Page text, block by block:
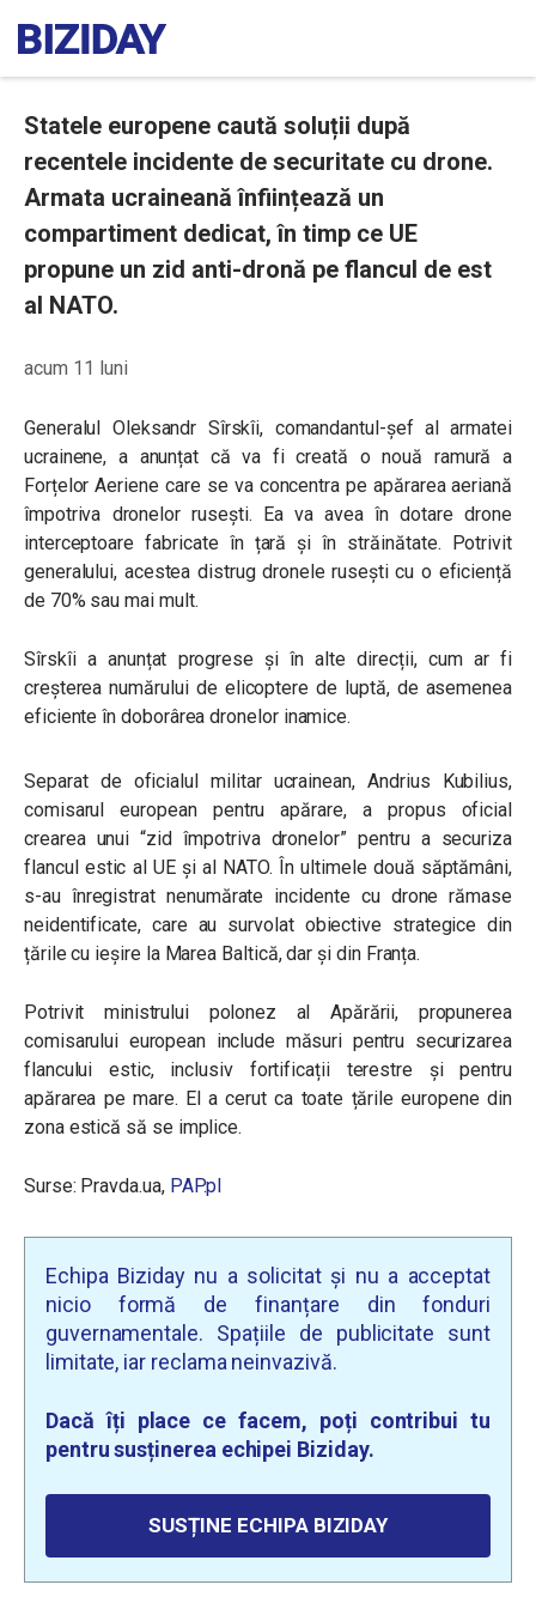
Statele europene caută soluții după
recentele incidente de securitate cu drone.
Armata ucraineană înființează un
compartiment dedicat, în timp ce UE
propune un zid anti-dronă pe flancul de est
al NATO.
acum 11 luni
Generalul Oleksandr Sîrskîi, comandantul-șef al armatei
ucrainene, a anunțat că va fi creată o nouă ramură a
Forțelor Aeriene care se va concentra pe apărarea aeriană
împotriva dronelor rusești. Ea va avea în dotare drone
interceptoare fabricate în țară și în străinătate. Potrivit
generalului, acestea distrug dronele rusești cu o eficiență
de 70% sau mai mult.
Sîrskîi a anunțat progrese și în alte direcții, cum ar fi
creșterea numărului de elicoptere de luptă, de asemenea
eficiente în doborârea dronelor inamice.
Separat de oficialul militar ucrainean, Andrius Kubilius,
comisarul european pentru apărare, a propus oficial
crearea unui “zid împotriva dronelor” pentru a securiza
flancul estic al UE și al NATO. În ultimele două săptămâni,
s-au înregistrat nenumărate incidente cu drone rămase
neidentificate, care au survolat obiective strategice din
țările cu ieșire la Marea Baltică, dar și din Franța.
Potrivit ministrului polonez al Apărării, propunerea
comisarului european include măsuri pentru securizarea
flancului estic, inclusiv fortificații terestre și pentru
apărarea pe mare. El a cerut ca toate țările europene din
zona estică să se implice.
Surse: Pravda.ua, PAP.pl
Echipa Biziday nu a solicitat și nu a acceptat
nicio formă de finanțare din fonduri
guvernamentale. Spațiile de publicitate sunt
limitate, iar reclama neinvazivă.
Dacă îți place ce facem, poți contribui tu
pentru susținerea echipei Biziday.
SUSȚINE ECHIPA BIZIDAY